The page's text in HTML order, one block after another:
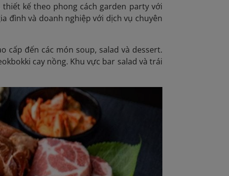
kế theo phong cách garden party với
đình và doanh nghiệp với dịch vụ chuyên
cấp đến các món soup, salad và dessert.
cay nồng. Khu vực bar salad và trái